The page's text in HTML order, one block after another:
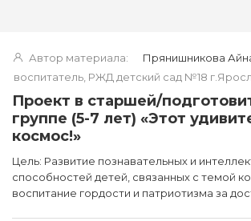
Автор материала:
Прянишникова
воспитатель, РЖД детский сад №18
Проект в старшей/
группе (5-7 лет) «Этот
космос!»
Цель: Развитие познавательных и
способностей детей, связанных с темой
воспитание гордости и патриотизма за